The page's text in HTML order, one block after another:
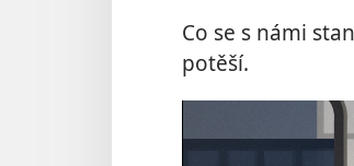
Co se s námi
potěší.